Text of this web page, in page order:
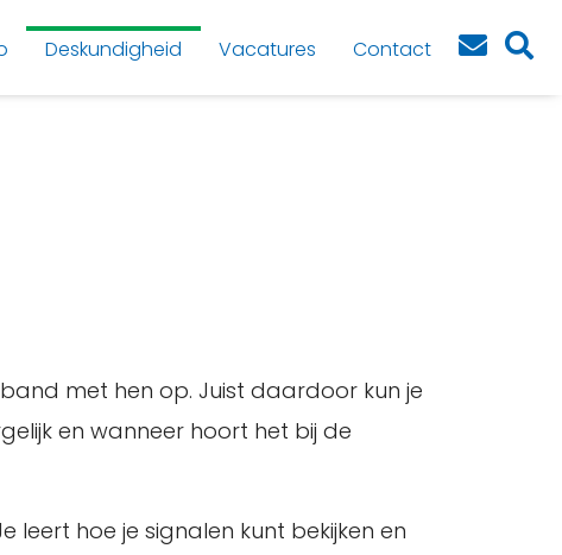
Deskundigheid Vacatures Contact
met hen op. Juist daardoor kun je
en wanneer hoort het bij de
leert hoe je signalen kunt bekijken en